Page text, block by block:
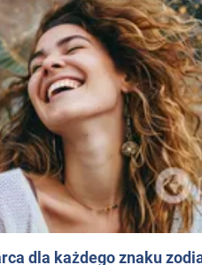
dla każdego znaku